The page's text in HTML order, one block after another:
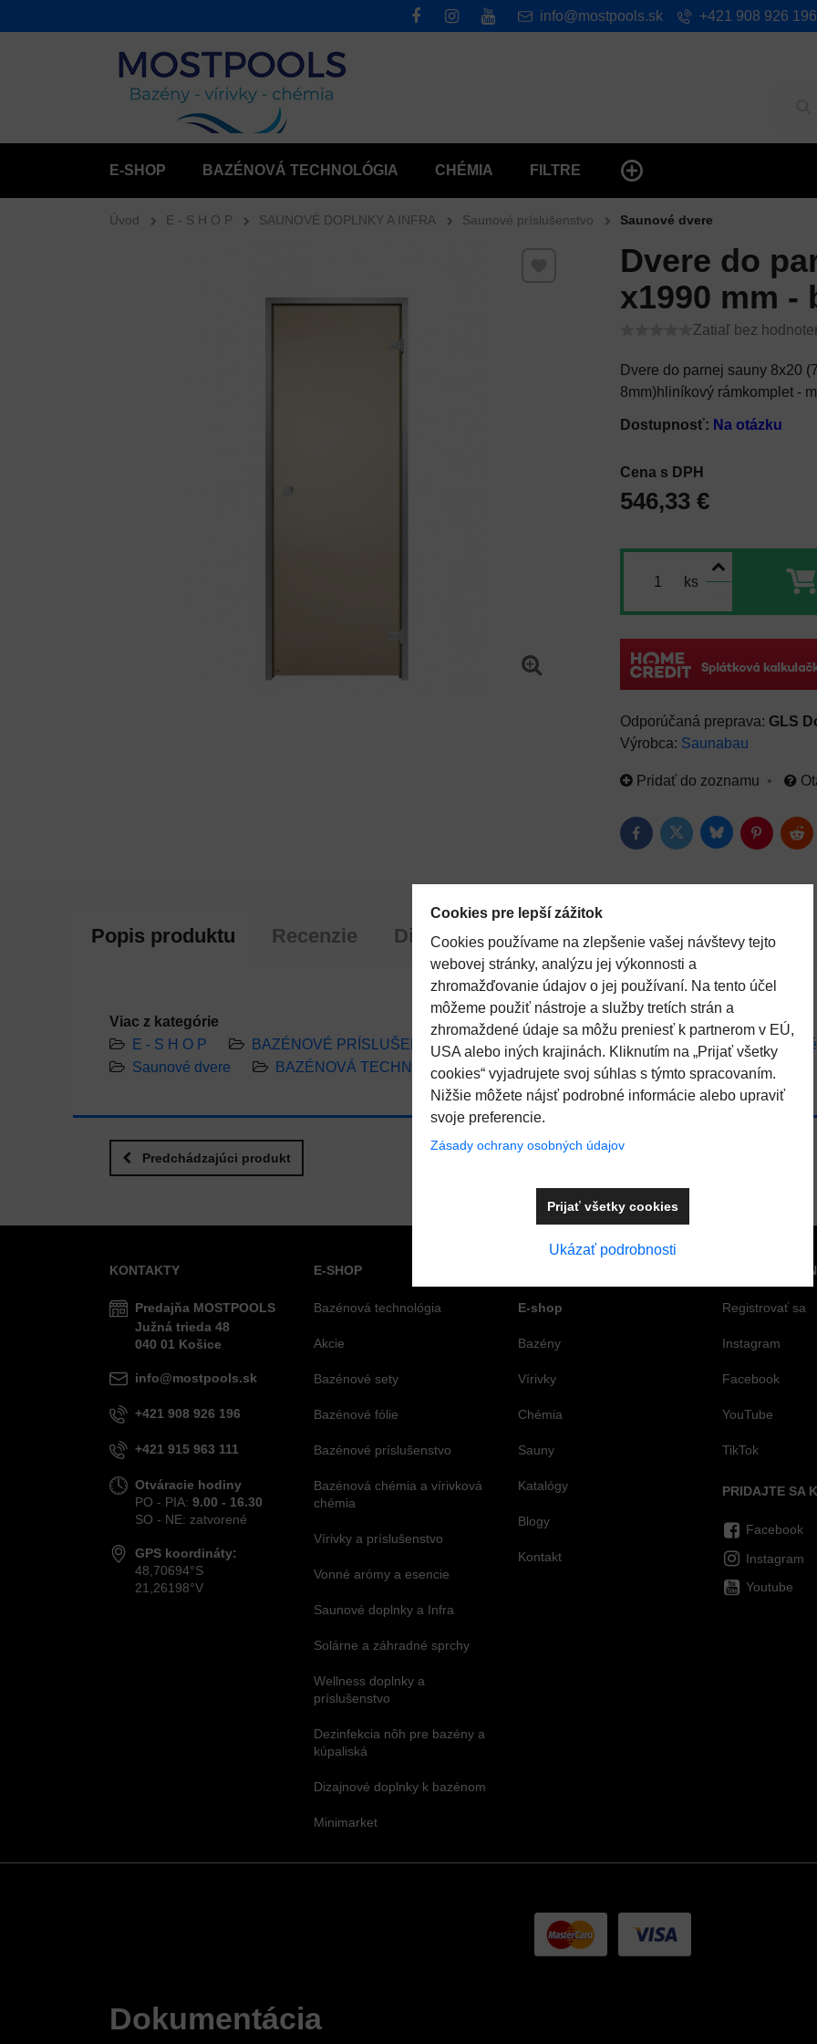
E-SHOP BAZÉNOVÁ TECHNOLÓGIA CHÉMIA FILTRE
info@mostpools.sk +421 908 926 196
Úvod E - S H O P SAUNOVÉ DOPLNKY A INFRA Saunové príslušenstvo Saunové dvere
Dvere do
x1990 mm -
Dvere do parnej sauny 8x20
8mm)hliníkový rámkomplet -
Zatiaľ bez
Pridať k Obľúbeným
Dostupnosť: Na otázku
Cena s DPH
546,33 €
ks
GLS
Výrobca: Saunabau
Pridať do zoznamu
FacebookTwitterBlueskyPinterest
Popis produktu Recenzie Diskusia Otázka k produktu
Viac z kategórie
E - S H O P
BAZÉNOVÉ PRÍSLUŠENSTVO SAUNOVÉ DOPLNKY A INFRA
Saunové dvere
BAZÉNOVÁ TECHNOLÓGIA
Predchádzajúci produkt
KONTAKTY
Predajňa MOSTPOOLS
Južná trieda 48
040 01 Košice
info@mostpools.sk
+421 908 926 196
+421 915 963 111
Otváracie hodiny
PO - PIA: 9.00 - 16.30
SO - NE: zatvorené
GPS koordináty:
48,70694°S
21,26198°V
E-SHOP
Bazénová technológia
Akcie
Bazénové sety
Bazénové fólie
Bazénové príslušenstvo
Bazénová chémia a vírivková
chémia
Vírivky a príslušenstvo
Vonné arómy a esencie
Saunové doplnky a Infra
Solárne a záhradné sprchy
Wellness doplnky a
príslušenstvo
Dezinfekcia nôh pre bazény a
kúpaliská
Dizajnové doplnky k bazénom
Minimarket
E-shop
Bazény
Vírivky
Chémia
Sauny
Katalógy
Blogy
Kontakt
SPOJTE SA S
Registrovať sa
Instagram
Facebook
YouTube
TikTok
PRIDAJTE SA
Facebook
Instagram
Youtube
Dokumentácia
Cookies pre lepší zážitok
Cookies používame na zlepšenie vašej návštevy tejto
webovej stránky, analýzu jej výkonnosti a
zhromažďovanie údajov o jej používaní. Na tento účel
môžeme použiť nástroje a služby tretích strán a
zhromaždené údaje sa môžu preniesť k partnerom v EÚ,
USA alebo iných krajinách. Kliknutím na „Prijať všetky
cookies“ vyjadrujete svoj súhlas s týmto spracovaním.
Nižšie môžete nájsť podrobné informácie alebo upraviť
svoje preferencie.
Zásady ochrany osobných údajov
Ukázať podrobnosti
Prijať všetky cookies